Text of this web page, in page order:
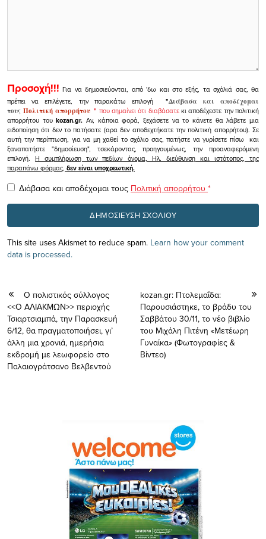
Προσοχή!!! Για να δημοσιεύονται, από 'δω και στο εξής, τα σχόλιά σας, θα
πρέπει να επιλέγετε, την παρακάτω επιλογή
"Διάβασα και αποδέχομαι
τουςΠολιτική απορρήτου" που σημαίνει ότι διαβάσατεκι αποδέχεστε την πολιτική
απορρήτου τουkozan.gr. Αν, κάποια φορά, ξεχάσετε να το κάνετε θα λάβετε μια
ειδοποίηση ότι δεν το πατήσατε (αρα δεν αποδεχτήκατε την πολιτική απορρήτου). Σε
αυτή την περίπτωση, για να μη χαθεί το σχόλιο σας, πατήστε να γυρίσετε πίσω και
ξαναπατήστε "δημοσίευση", τσεκάροντας, προηγουμένως, την προαναφερόμενη
επιλογή.Η συμπλήρωση των πεδίων όνομα, Ηλ. διεύθυνση και ιστότοπος, της
παραπάνω φόρμας, δεν είναι υποχρεωτική.
Διάβασα και αποδέχομαι τους Πολιτική απορρήτου *
This site uses Akismet to reduce spam. Learn how your comment
data is processed.
Ο πολιστικός σύλλογος
<<Ο ΑΛΙΑΚΜΩΝ>> περιοχής
Τσιαρτσιαμπά, την Παρασκευή
6/12, θα πραγματοποιήσει, γι’
άλλη μια χρονιά, ημερήσια
εκδρομή με λεωφορείο στο
Παλαιογράτσανο Βελβεντού
kozan.gr: Πτολεμαΐδα:
Παρουσιάστηκε, το βράδυ του
Σαββάτου 30/11, το νέο βιβλίο
του Μιχάλη Πιτένη «Μετέωρη
Γυναίκα» (Φωτογραφίες &
Βίντεο)